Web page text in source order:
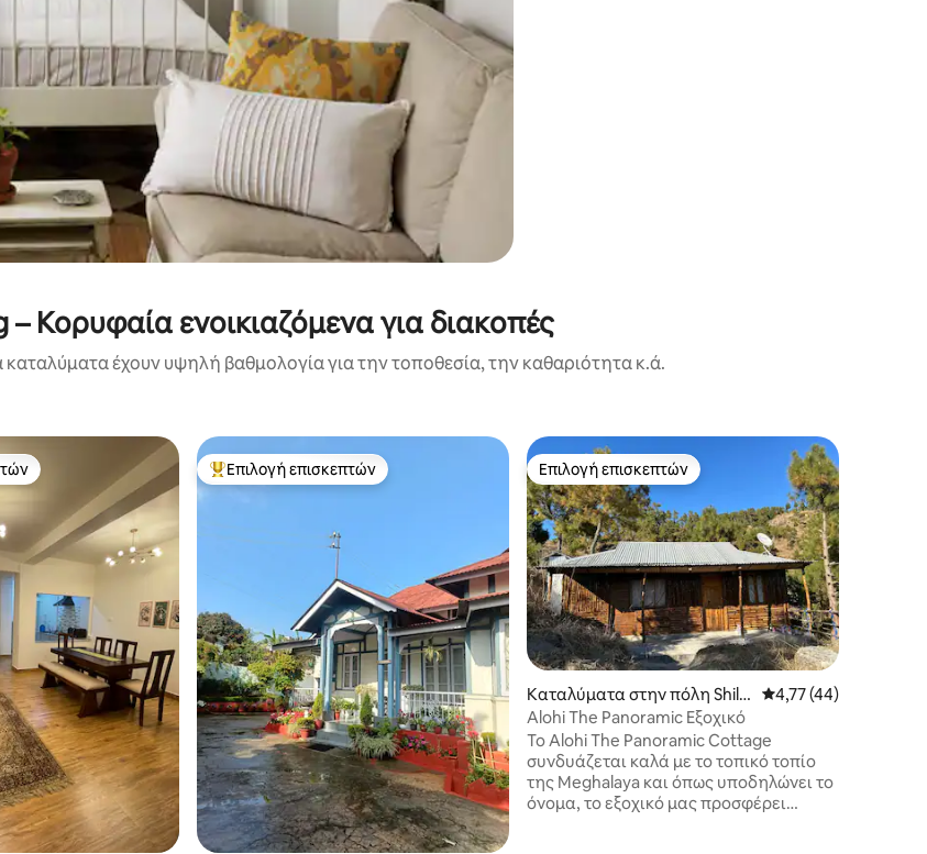
Κορυφαία ενοικιαζόμενα για διακοπές
έχουν υψηλή βαθμολογία για την τοποθεσία, την καθαριότητα κ.ά.
Κορυφαία επιλογή επισκεπτών
Επιλογή επισκεπτών Επιλογή επισκεπτών
Επιλογή επισκεπτών
Καταλύματα στην πόλη Shillo
ng
Μέση βαθμολογία:
4,77 (44)
Alohi The Panoramic Εξοχικό
Το Alohi The Panoramic Cottage
συνδυάζεται καλά με το τοπικό τοπίο
της Meghalaya και όπως υποδηλώνει το
όνομα, το εξοχικό μας προσφέρει